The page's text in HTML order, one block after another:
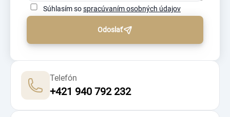
Súhlasím sospracúvaním osobných údajov
Odoslať
Telefón
+421 940 792 232